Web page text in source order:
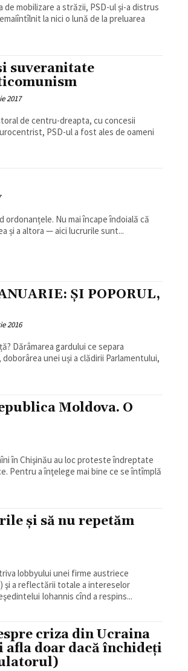
mobilizare a străzii, PSD-ul și-a distrus
la nici o lună de la preluarea
suveranitate
2017
de centru-dreapta, cu concesii
PSD-ul a fost ales de oameni
Nu mai încape îndoială că
și a altora — aici lucrurile sunt...
ŞI POPORUL,
2016
Dărâmarea gardului ce separa
unei uși a clădirii Parlamentului,
Moldova. O
Pentru a înţelege mai bine ce se întîmplă
şi să nu repetăm
lobbyului unei firme austriece
şi a reflectării totale a intereselor
Iohannis cînd a respins...
criza din Ucraina
afla doar dacă închideți